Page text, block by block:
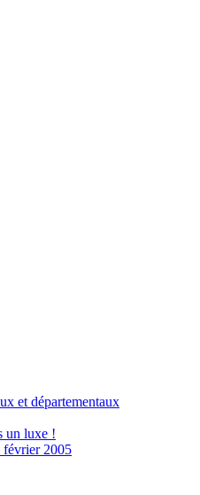
et départementaux
un luxe !
février 2005